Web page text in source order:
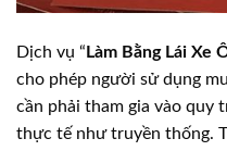
Dịch vụ “ Làm Bằng Lái Xe
cho phép người sử dụng
cần phải tham gia vào quy
thực tế như truyền thống.